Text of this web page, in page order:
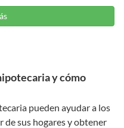
y cómo
pueden ayudar a los
de sus hogares y obtener